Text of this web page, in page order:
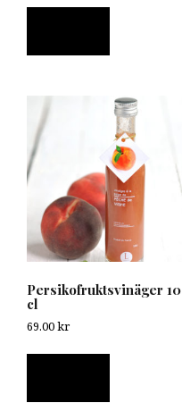
Persikofruktsvinäger 10
cl
69.00kr